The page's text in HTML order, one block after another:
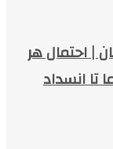
استان | احتمال هر
دما تا انسداد